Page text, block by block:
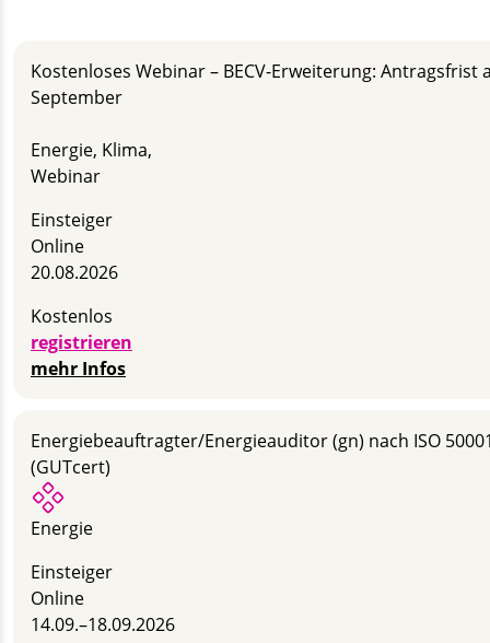
Kostenloses Webinar – BECV-Erweiterung: Antragsfrist
September
Energie, Klima,
Webinar
Einsteiger
Online
20.08.2026
Kostenlos
registrieren
mehr Infos
Energie­beauftragter/Energie­auditor (gn) nach ISO
(GUTcert)
Energie
Einsteiger
Online
14.09.–18.09.2026